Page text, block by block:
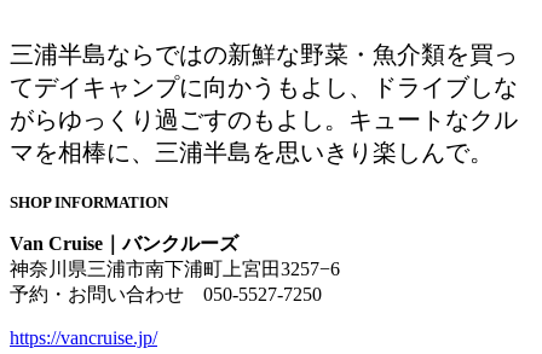
三浦半島ならではの新鮮な野菜・魚介類を買っ
てデイキャンプに向かうもよし、ドライブしな
がらゆっくり過ごすのもよし。キュートなクル
マを相棒に、三浦半島を思いきり楽しんで。
SHOP INFORMATION
Van Cruise｜バンクルーズ
神奈川県三浦市南下浦町上宮田3257−6
予約・お問い合わせ 050-5527-7250
https://vancruise.jp/